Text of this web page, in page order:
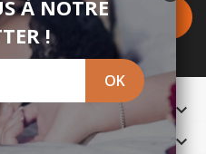
À NOTRE
!

